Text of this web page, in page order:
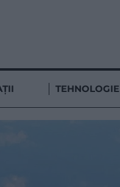
TEHNOLOGIE